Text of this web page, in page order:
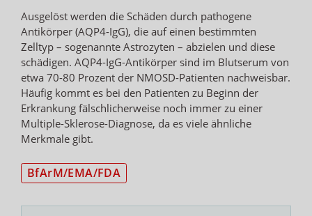
Ausgelöst werden die Schäden durch pathogene
Antikörper (AQP4-IgG), die auf einen bestimmten
Zelltyp – sogenannte Astrozyten – abzielen und diese
schädigen. AQP4-IgG-Antikörper sind im Blutserum von
etwa 70-80 Prozent der NMOSD-Patienten nachweisbar.
Häufig kommt es bei den Patienten zu Beginn der
Erkrankung fälschlicherweise noch immer zu einer
Multiple-Sklerose-Diagnose, da es viele ähnliche
Merkmale gibt.
BfArM/EMA/FDA